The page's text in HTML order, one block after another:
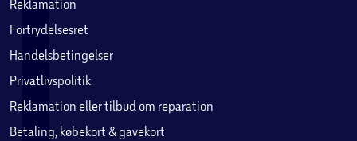
Reklamation
Fortrydelsesret
Handelsbetingelser
Privatlivspolitik
Reklamation eller tilbud om reparation
Betaling, købekort & gavekort